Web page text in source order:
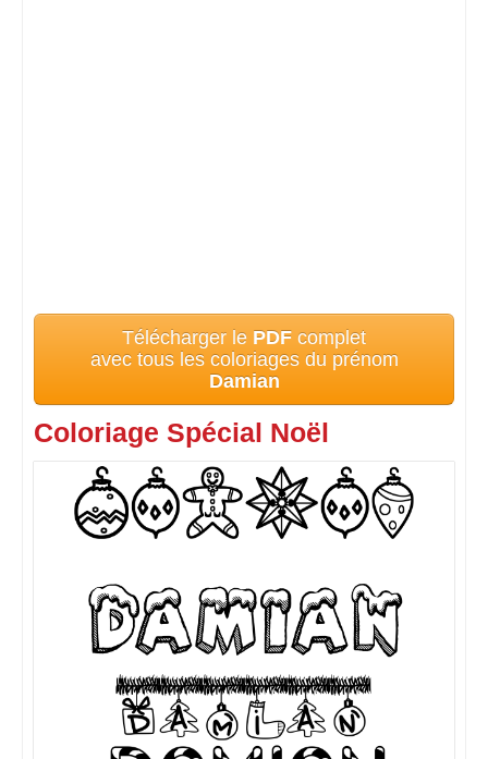
Télécharger le PDF complet
avec tous les coloriages du prénom
Damian
Coloriage Spécial Noël